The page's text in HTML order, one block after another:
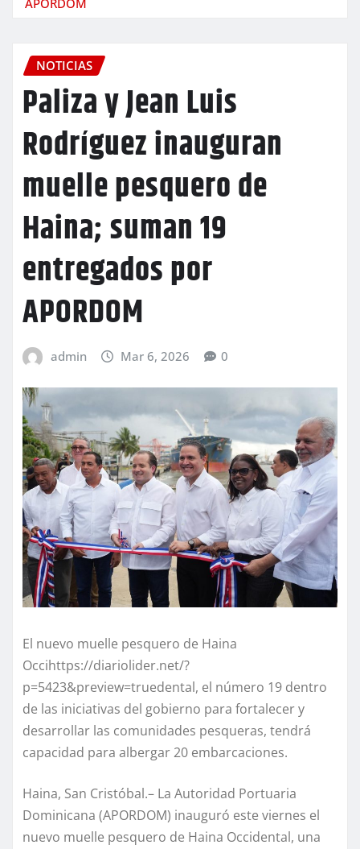
NOTICIAS
Paliza y Jean Luis
Rodríguez inauguran
muelle pesquero de
Haina; suman 19
entregados por
APORDOM
admin Mar 6, 2026 0
El nuevo muelle pesquero de Haina
Occihttps://diariolider.net/?
p=5423&preview=truedental, el número 19 dentro
de las iniciativas del gobierno para fortalecer y
desarrollar las comunidades pesqueras, tendrá
capacidad para albergar 20 embarcaciones.
Haina, San Cristóbal.– La Autoridad Portuaria
Dominicana (APORDOM) inauguró este viernes el
nuevo muelle pesquero de Haina Occidental, una